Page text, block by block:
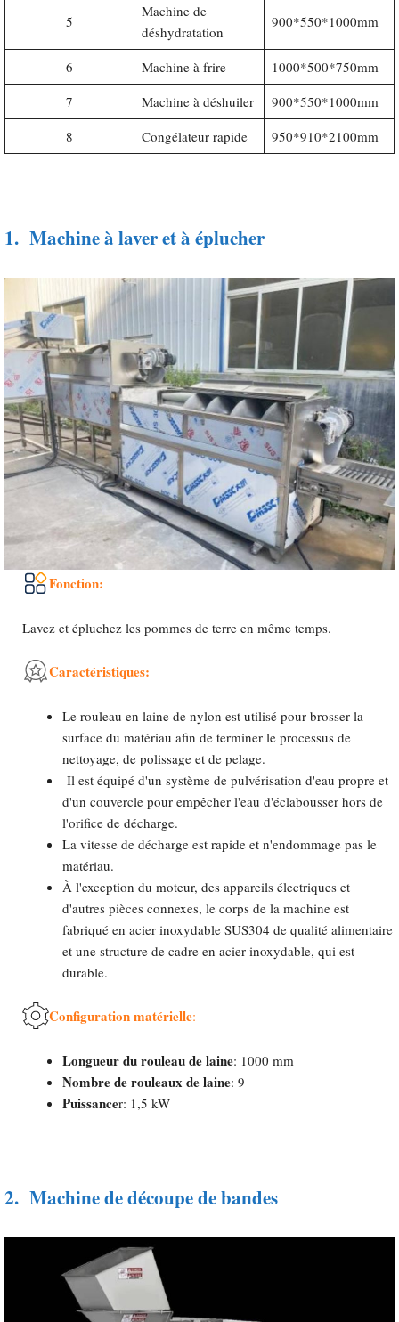
5
Machine de
déshydratation
900*550*1000mm
6 Machine à frire
1000*500*750mm
7
Machine à déshuiler
900*550*1000mm
8
Congélateur rapide 950*910*2100mm
1. Machine à laver et à éplucher
Fonction:
Lavez et épluchez les pommes de terre en même temps.
Caractéristiques:
Le rouleau en laine de nylon est utilisé pour brosser la
surface du matériau afin de terminer le processus de
nettoyage, de polissage et de pelage.
Il est équipé d'un système de pulvérisation d'eau propre et
d'un couvercle pour empêcher l'eau d'éclabousser hors de
l'orifice de décharge.
La vitesse de décharge est rapide et n'endommage pas le
matériau.
À l'exception du moteur, des appareils électriques et
d'autres pièces connexes, le corps de la machine est
fabriqué en acier inoxydable SUS304 de qualité alimentaire
et une structure de cadre en acier inoxydable, qui est
durable.
Configuration matérielle:
Longueur du rouleau de laine: 1000 mm
Nombre de rouleaux de laine: 9
Puissancer: 1,5 kW
2. Machine de découpe de bandes